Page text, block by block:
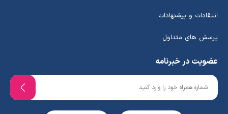
انتقادات و پیشنهادات
پرسش های متداول
عضویت در خبرنامه